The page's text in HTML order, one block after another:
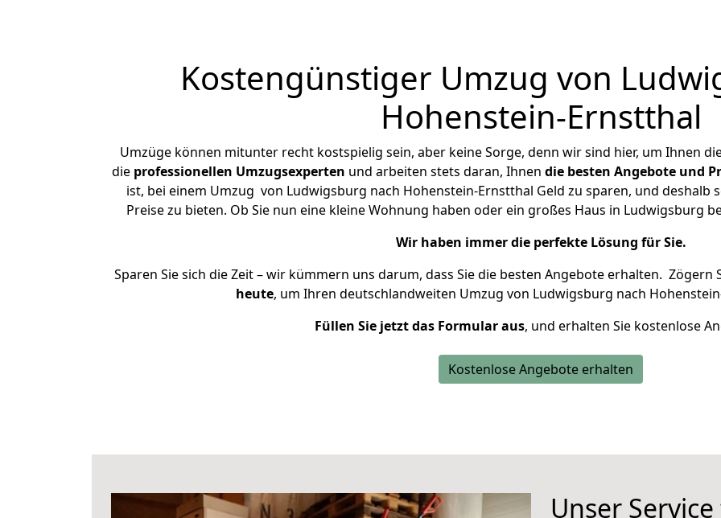
Kostengünstiger Umzug von
Hohenstein-Ernstthal
Umzüge können mitunter recht kostspielig sein, aber keine Sorge, denn wir sind hier, um Ihnen
die professionellen Umzugsexperten und arbeiten stets daran, Ihnen die besten Angebote und
ist, bei einem Umzug von Ludwigsburg nach Hohenstein-Ernstthal Geld zu sparen, und deshalb
Preise zu bieten. Ob Sie nun eine kleine Wohnung haben oder ein großes Haus in Ludwigsburg
Wir haben immer die perfekte Lösung für Sie.
Sparen Sie sich die Zeit – wir kümmern uns darum, dass Sie die besten Angebote erhalten. Zögern
heute, um Ihren deutschlandweiten Umzug von Ludwigsburg nach
Füllen Sie jetzt das Formular aus, und erhalten Sie kostenlose
Kostenlose Angebote erhalten
Unser